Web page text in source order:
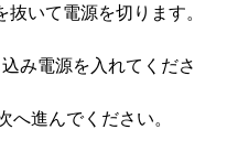
いて電源を切ります。
み電源を入れてくださ
進んでください。